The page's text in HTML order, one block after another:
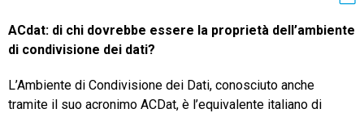
ACdat: di chi dovrebbe essere la proprietà dell’ambiente
di condivisione dei dati?
L’Ambiente di Condivisione dei Dati, conosciuto anche
tramite il suo acronimo ACDat, è l’equivalente italiano di